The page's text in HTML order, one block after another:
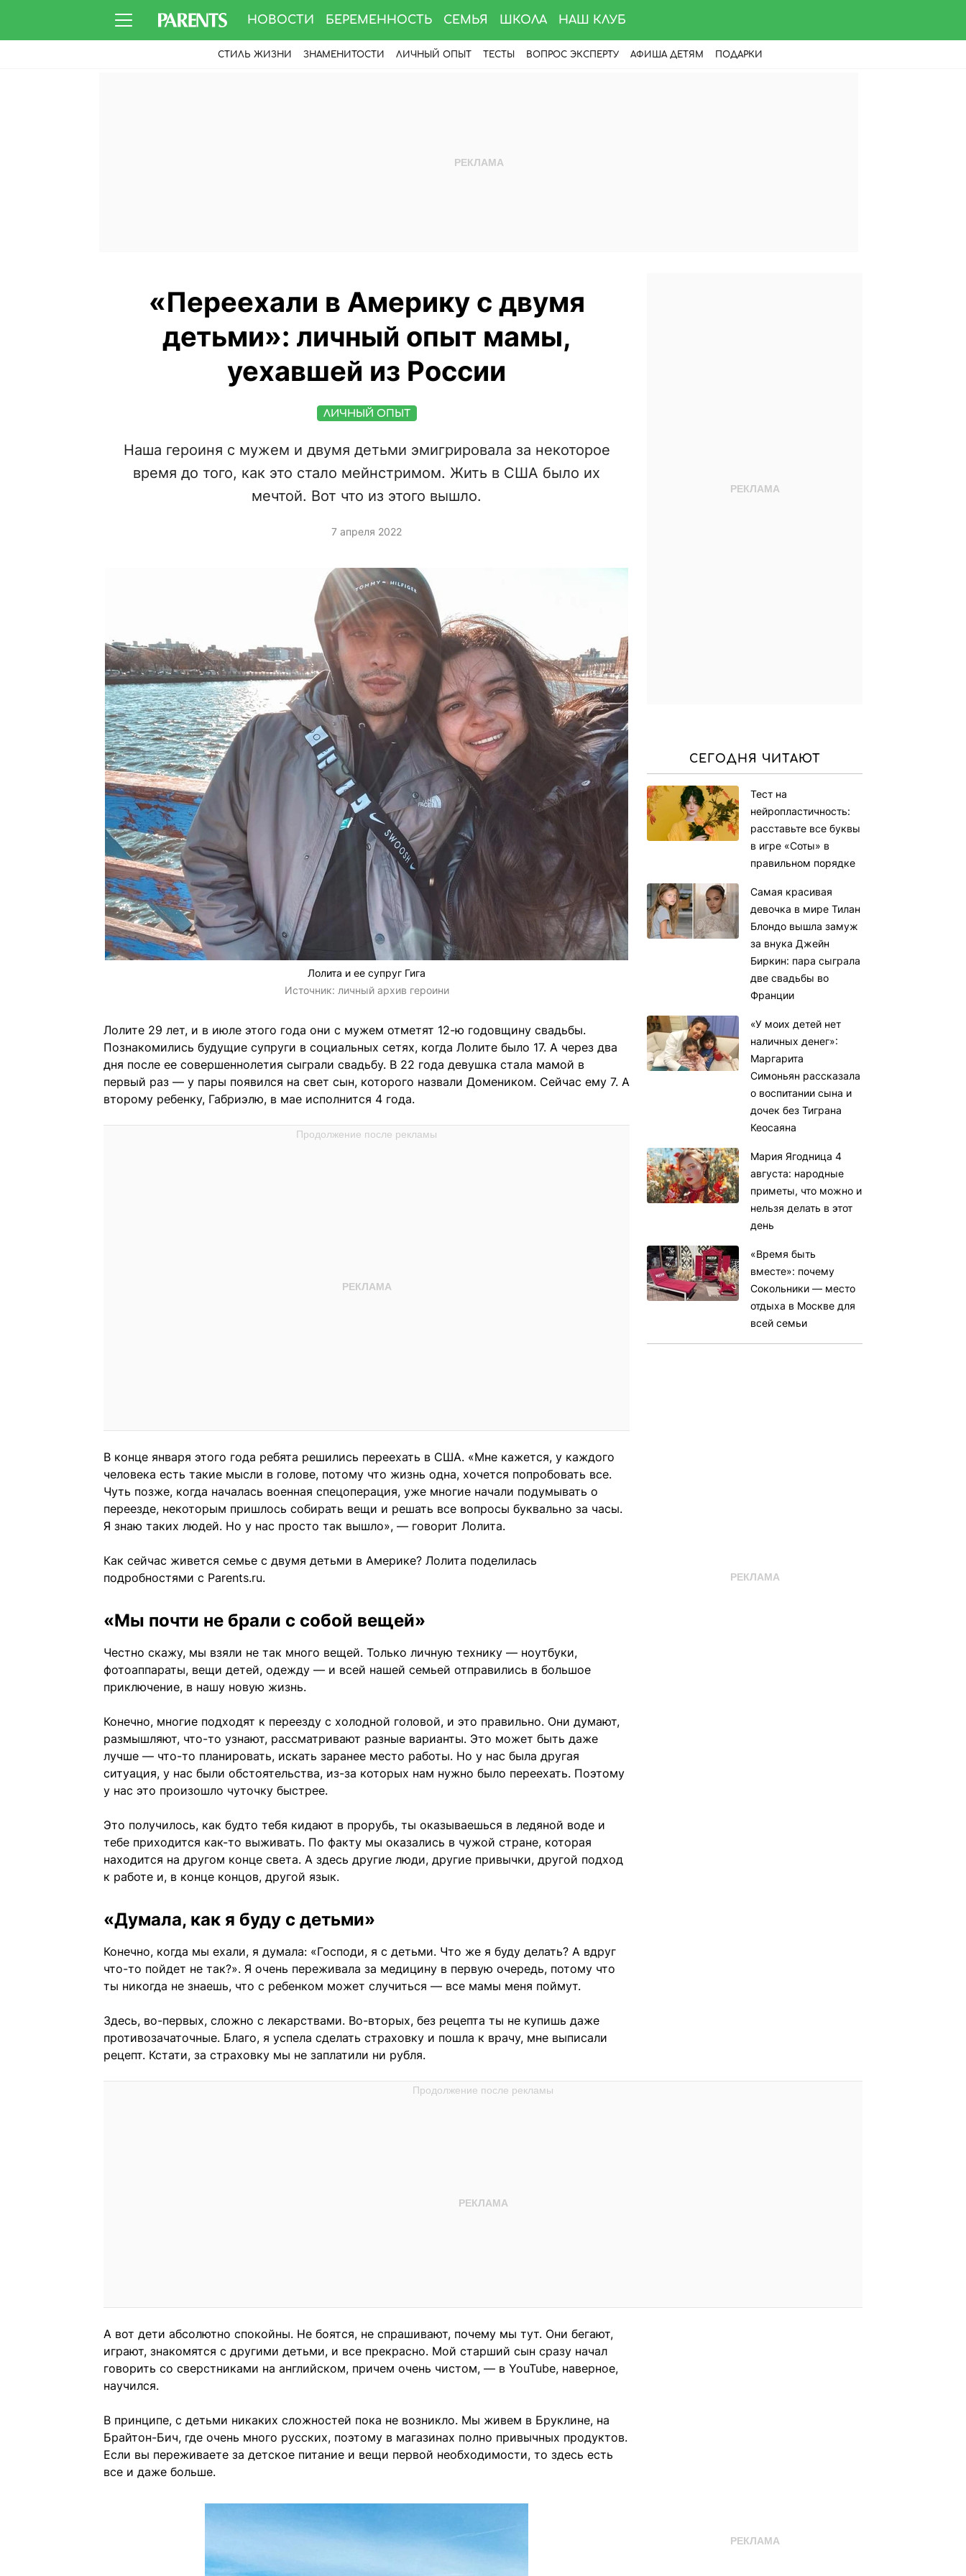
НОВОСТИ БЕРЕМЕННОСТЬ СЕМЬЯ ШКОЛА НАШ КЛУБ
СТИЛЬ ЖИЗНИ ЗНАМЕНИТОСТИ ЛИЧНЫЙ ОПЫТ ТЕСТЫ ВОПРОС ЭКСПЕРТУ АФИША ДЕТЯМ ПОДАРКИ
«Переехали в Америку с двумя
детьми»: личный опыт мамы,
уехавшей из России
ЛИЧНЫЙ ОПЫТ
Наша героиня с мужем и двумя детьми эмигрировала за некоторое
время до того, как это стало мейнстримом. Жить в США было их
мечтой. Вот что из этого вышло.
7 апреля 2022
Лолита и ее супруг Гига
Источник: личный архив героини
Лолите 29 лет, и в июле этого года они с мужем отметят 12-ю годовщину свадьбы.
Познакомились будущие супруги в социальных сетях, когда Лолите было 17. А через два
дня после ее совершеннолетия сыграли свадьбу. В 22 года девушка стала мамой в
первый раз — у пары появился на свет сын, которого назвали Домеником. Сейчас ему 7. А
второму ребенку, Габриэлю, в мае исполнится 4 года.
В конце января этого года ребята решились переехать в США. «Мне кажется, у каждого
человека есть такие мысли в голове, потому что жизнь одна, хочется попробовать все.
Чуть позже, когда началась военная спецоперация, уже многие начали подумывать о
переезде, некоторым пришлось собирать вещи и решать все вопросы буквально за часы.
Я знаю таких людей. Но у нас просто так вышло», — говорит Лолита.
Как сейчас живется семье с двумя детьми в Америке? Лолита поделилась
подробностями с Parents.ru.
«Мы почти не брали с собой вещей»
Честно скажу, мы взяли не так много вещей. Только личную технику — ноутбуки,
фотоаппараты, вещи детей, одежду — и всей нашей семьей отправились в большое
приключение, в нашу новую жизнь.
Конечно, многие подходят к переезду с холодной головой, и это правильно. Они думают,
размышляют, что-то узнают, рассматривают разные варианты. Это может быть даже
лучше — что-то планировать, искать заранее место работы. Но у нас была другая
ситуация, у нас были обстоятельства, из-за которых нам нужно было переехать. Поэтому
у нас это произошло чуточку быстрее.
Это получилось, как будто тебя кидают в прорубь, ты оказываешься в ледяной воде и
тебе приходится как-то выживать. По факту мы оказались в чужой стране, которая
находится на другом конце света. А здесь другие люди, другие привычки, другой подход
к работе и, в конце концов, другой язык.
«Думала, как я буду с детьми»
Конечно, когда мы ехали, я думала: «Господи, я с детьми. Что же я буду делать? А вдруг
что-то пойдет не так?». Я очень переживала за медицину в первую очередь, потому что
ты никогда не знаешь, что с ребенком может случиться — все мамы меня поймут.
Здесь, во-первых, сложно с лекарствами. Во-вторых, без рецепта ты не купишь даже
противозачаточные. Благо, я успела сделать страховку и пошла к врачу, мне выписали
рецепт. Кстати, за страховку мы не заплатили ни рубля.
А вот дети абсолютно спокойны. Не боятся, не спрашивают, почему мы тут. Они бегают,
играют, знакомятся с другими детьми, и все прекрасно. Мой старший сын сразу начал
говорить со сверстниками на английском, причем очень чистом, — в YouTube, наверное,
научился.
В принципе, с детьми никаких сложностей пока не возникло. Мы живем в Бруклине, на
Брайтон-Бич, где очень много русских, поэтому в магазинах полно привычных продуктов.
Если вы переживаете за детское питание и вещи первой необходимости, то здесь есть
все и даже больше.
СЕГОДНЯ ЧИТАЮТ
Тест на
нейропластичность:
расставьте все буквы
в игре «Соты» в
правильном порядке
Самая красивая
девочка в мире Тилан
Блондо вышла замуж
за внука Джейн
Биркин: пара сыграла
две свадьбы во
Франции
«У моих детей нет
наличных денег»:
Маргарита
Симоньян рассказала
о воспитании сына и
дочек без Тиграна
Кеосаяна
Мария Ягодница 4
августа: народные
приметы, что можно и
нельзя делать в этот
день
«Время быть
вместе»: почему
Сокольники — место
отдыха в Москве для
всей семьи